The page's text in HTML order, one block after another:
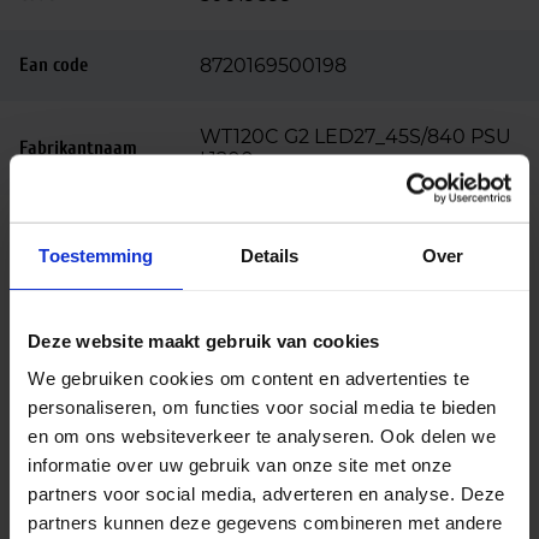
Toestemming Details Over
Deze website maakt gebruik van cookies
We gebruiken cookies om content en advertenties te
personaliseren, om functies voor social media te bieden
en om ons websiteverkeer te analyseren. Ook delen we
informatie over uw gebruik van onze site met onze
partners voor social media, adverteren en analyse. Deze
partners kunnen deze gegevens combineren met andere
Ean code 8720169500198
Fabrikantnaam
WT120C G2 LED27_45S/840 PSU
L1200
Beschrijving
De Philips CoreLine WT120C G2 LED montagebalk
oplossing voor functionele verlichting in industriële
en utilitaire toepassingen. Deze All-in uitvoering is
voorzien van multilumen-technologie, waarmee
het lichtniveau eenvoudig kan worden aangepast
aan de specifieke behoeften van de ruimte.
Met een instelbaar vermogen van 18 of 32 watt en